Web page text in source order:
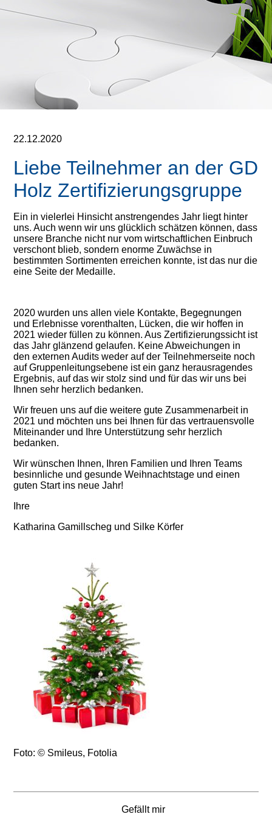
22.12.2020
Liebe Teilnehmer an der GD
Holz Zertifizierungsgruppe
Ein in vielerlei Hinsicht anstrengendes Jahr liegt hinter
uns. Auch wenn wir uns glücklich schätzen können, dass
unsere Branche nicht nur vom wirtschaftlichen Einbruch
verschont blieb, sondern enorme Zuwächse in
bestimmten Sortimenten erreichen konnte, ist das nur die
eine Seite der Medaille.
2020 wurden uns allen viele Kontakte, Begegnungen
und Erlebnisse vorenthalten, Lücken, die wir hoffen in
2021 wieder füllen zu können. Aus Zertifizierungssicht ist
das Jahr glänzend gelaufen. Keine Abweichungen in
den externen Audits weder auf der Teilnehmerseite noch
auf Gruppenleitungsebene ist ein ganz herausragendes
Ergebnis, auf das wir stolz sind und für das wir uns bei
Ihnen sehr herzlich bedanken.
Wir freuen uns auf die weitere gute Zusammenarbeit in
2021 und möchten uns bei Ihnen für das vertrauensvolle
Miteinander und Ihre Unterstützung sehr herzlich
bedanken.
Wir wünschen Ihnen, Ihren Familien und Ihren Teams
besinnliche und gesunde Weihnachtstage und einen
guten Start ins neue Jahr!
Ihre
Katharina Gamillscheg und Silke Körfer
Foto: © Smileus, Fotolia
Gefällt mir